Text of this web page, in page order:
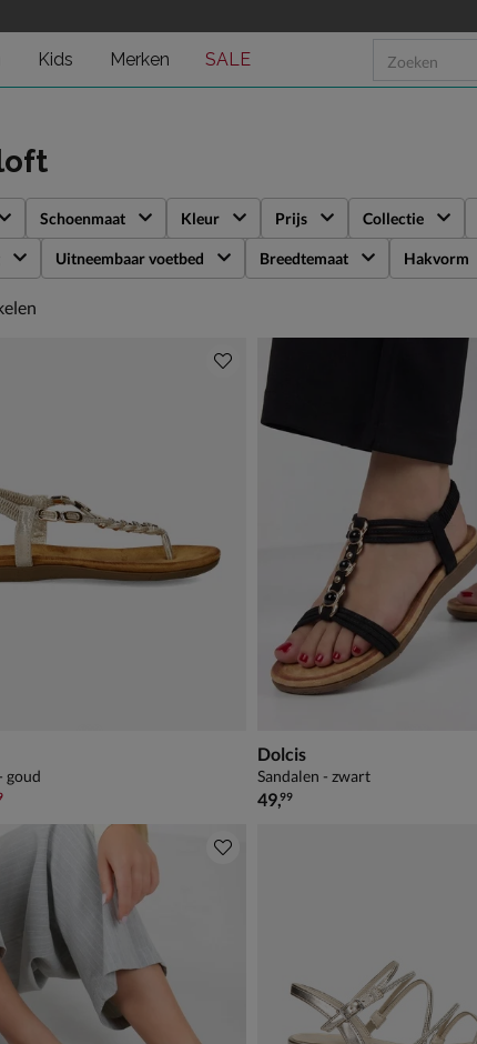
Kids Merken SALE
Schoenmaat Kleur Prijs Collectie
Uitneembaar voetbed Breedtemaat Hakvorm
goud
voor € 34,99
Dolcis
Sandalen - zwart
€ 49,99
49,99